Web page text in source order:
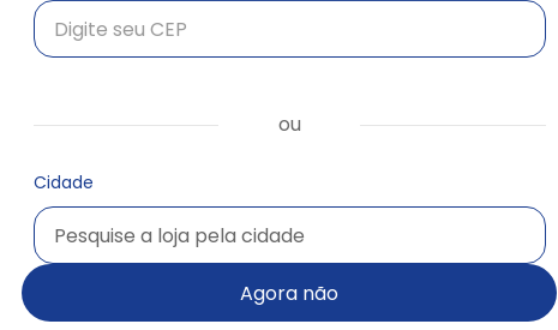
Motovibrador a
Consultar loja
Orçamento pelo site
vibrador de
Consultar loja
Orçamento pelo site
ou
Cidade
Pesquise a loja pela cidade
Pesquise a loja pela cidade
Agora não